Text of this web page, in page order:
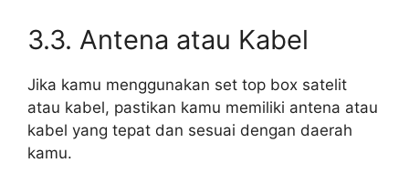
3.3. Antena atau Kabel
Jika kamu menggunakan set top box satelit
atau kabel, pastikan kamu memiliki antena atau
kabel yang tepat dan sesuai dengan daerah
kamu.